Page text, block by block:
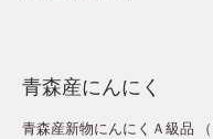
青森産にんにく
青森産新物にんにくＡ級品 （